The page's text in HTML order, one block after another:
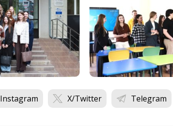
Instagram X/Twitter Telegram